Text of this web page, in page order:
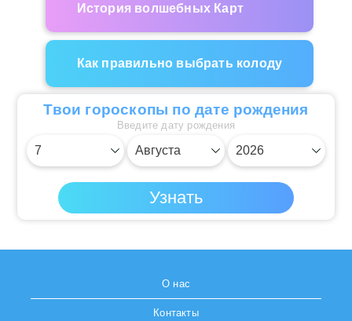
История волшебных Карт
Как правильно выбрать колоду
Твои гороскопы по дате рождения
Введите дату рождения
О нас
Контакты